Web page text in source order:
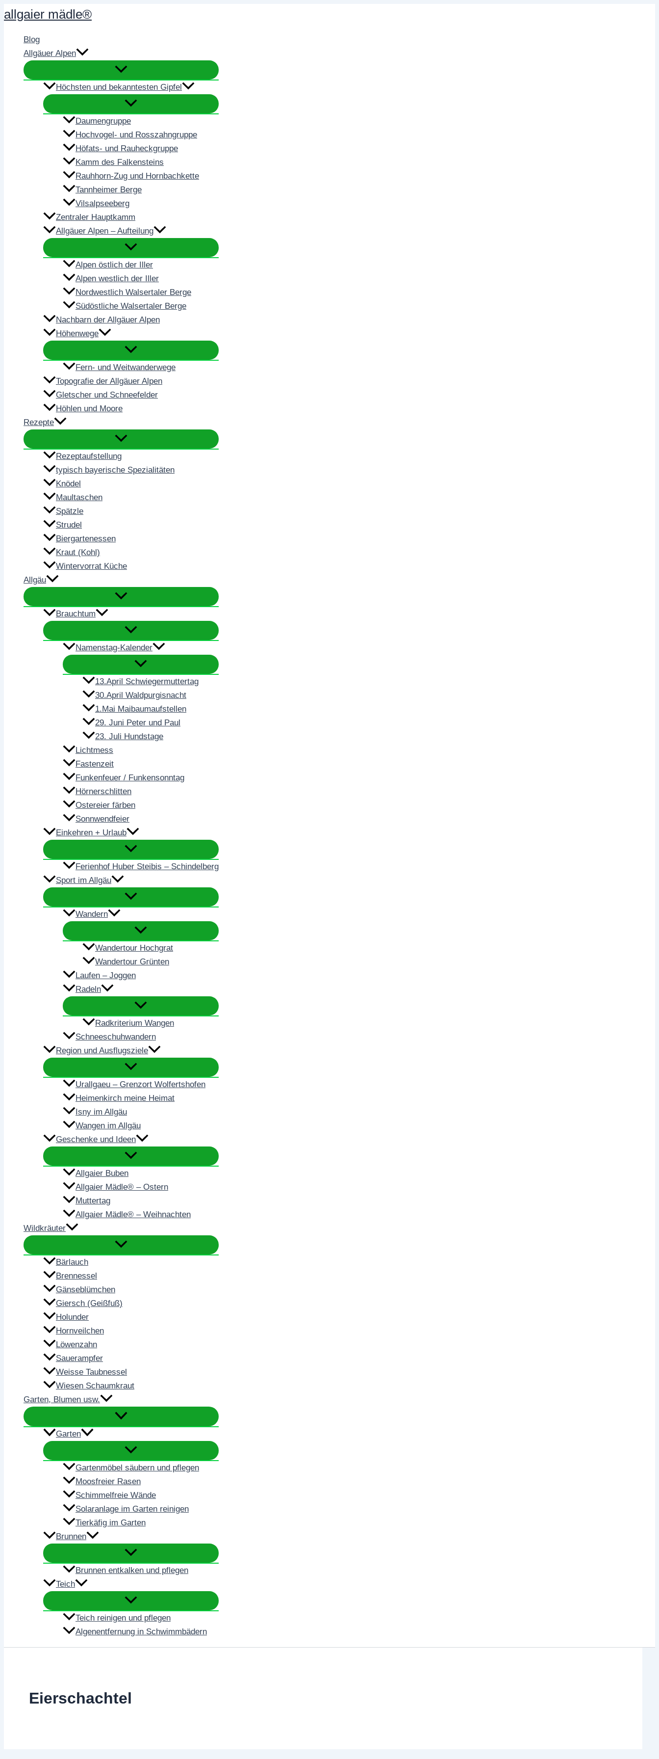
Zum
Inhalt
springen
allgaier mädle®
Blog
Allgäuer Alpen
Höchsten und bekanntesten Gipfel
Daumengruppe
Hochvogel- und Rosszahngruppe
Höfats- und Rauheckgruppe
Kamm des Falkensteins
Rauhhorn-Zug und Hornbachkette
Tannheimer Berge
Vilsalpseeberg
Zentraler Hauptkamm
Allgäuer Alpen – Aufteilung
Alpen östlich der Iller
Alpen westlich der Iller
Nordwestlich Walsertaler Berge
Südöstliche Walsertaler Berge
Nachbarn der Allgäuer Alpen
Höhenwege
Fern- und Weitwanderwege
Topografie der Allgäuer Alpen
Gletscher und Schneefelder
Höhlen und Moore
Rezepte
Rezeptaufstellung
typisch bayerische Spezialitäten
Knödel
Maultaschen
Spätzle
Strudel
Biergartenessen
Kraut (Kohl)
Wintervorrat Küche
Allgäu
Brauchtum
Namenstag-Kalender
13.April Schwiegermuttertag
30.April Waldpurgisnacht
1.Mai Maibaumaufstellen
29. Juni Peter und Paul
23. Juli Hundstage
Lichtmess
Fastenzeit
Funkenfeuer / Funkensonntag
Hörnerschlitten
Ostereier färben
Sonnwendfeier
Einkehren + Urlaub
Ferienhof Huber Steibis – Schindelberg
Sport im Allgäu
Wandern
Wandertour Hochgrat
Wandertour Grünten
Laufen – Joggen
Radeln
Radkriterium Wangen
Schneeschuhwandern
Region und Ausflugsziele
Urallgaeu – Grenzort Wolfertshofen
Heimenkirch meine Heimat
Isny im Allgäu
Wangen im Allgäu
Geschenke und Ideen
Allgaier Buben
Allgaier Mädle® – Ostern
Muttertag
Allgaier Mädle® – Weihnachten
Wildkräuter
Bärlauch
Brennessel
Gänseblümchen
Giersch (Geißfuß)
Holunder
Hornveilchen
Löwenzahn
Sauerampfer
Weisse Taubnessel
Wiesen Schaumkraut
Garten, Blumen usw.
Garten
Gartenmöbel säubern und pflegen
Moosfreier Rasen
Schimmelfreie Wände
Solaranlage im Garten reinigen
Tierkäfig im Garten
Brunnen
Brunnen entkalken und pflegen
Teich
Teich reinigen und pflegen
Algenentfernung in Schwimmbädern
Eierschachtel